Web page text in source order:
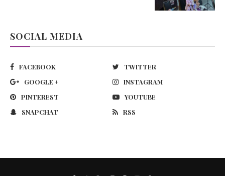
SOCIAL MEDIA
FACEBOOK
TWITTER
GOOGLE +
INSTAGRAM
PINTEREST
YOUTUBE
SNAPCHAT
RSS